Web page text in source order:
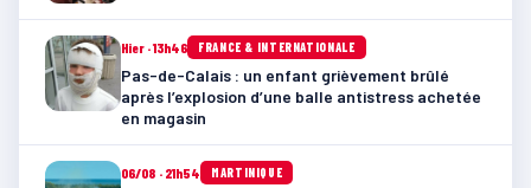
Hier · 13h46 FRANCE & INTERNATIONALE
Pas-de-Calais : un enfant grièvement brûlé
après l’explosion d’une balle antistress achetée
en magasin
06/08 · 21h54 MARTINIQUE